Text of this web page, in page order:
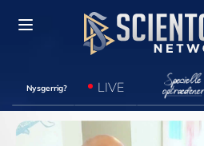
Nysgerrig? LIVE